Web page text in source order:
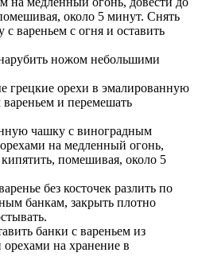
около 5 минут. Снять
вареньем с огня и оставить
ножом небольшими
грецкие орехи в эмалированную
и перемешать
чашку с виноградным
на медленный огонь,
помешивая, около 5
без косточек разлить по
банкам, закрыть плотно
банки с вареньем из
на хранение в